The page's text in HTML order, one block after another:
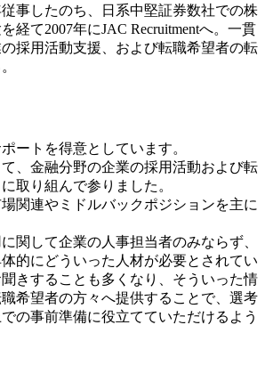
事したのち、日系中堅証券数社での株
経て2007年にJAC Recruitmentへ。一貫
採用活動支援、および転職希望者の転
ートを得意としています。
、金融分野の企業の採用活動および転
取り組んで参りました。
関連やミドルバックポジションを主に
関して企業の人事担当者のみならず、
的にどういった人材が必要とされてい
きすることも多くなり、そういった情
希望者の方々へ提供することで、選考
の事前準備に役立てていただけるよう